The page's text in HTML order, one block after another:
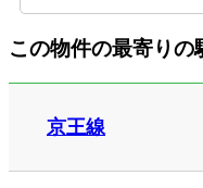
この物件の最寄り
京王線